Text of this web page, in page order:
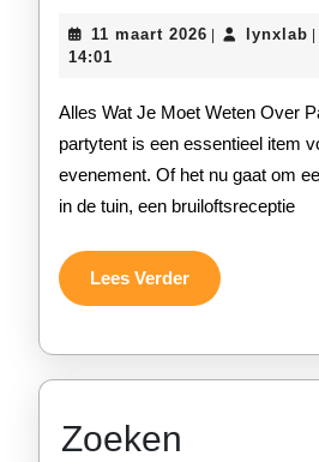
11 maart 2026 11
lynxlab
14:01
Alles Wat Je Moet Weten Over Partytenten Een
partytent is een essentieel item
evenement. Of het nu gaat om
in de tuin, een bruiloftsreceptie
Lees VerderLees
Verder
Zoeken